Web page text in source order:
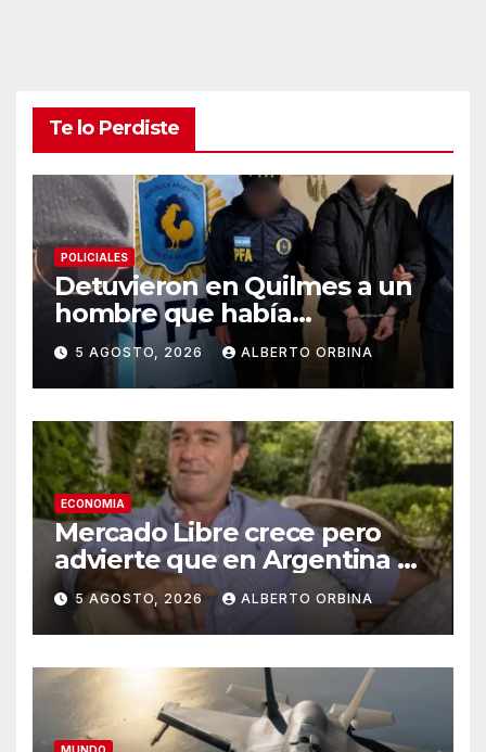
Te lo Perdiste
POLICIALES
Detuvieron en Quilmes a un
hombre que había
amenazado de muerte al
Presidente por TikTok: “Soy
el sicario de los kirchneristas”
5 AGOSTO, 2026 ALBERTO ORBINA
ECONOMIA
Mercado Libre crece pero
advierte que en Argentina el
consumo “vive un contexto
desafiante”
5 AGOSTO, 2026 ALBERTO ORBINA